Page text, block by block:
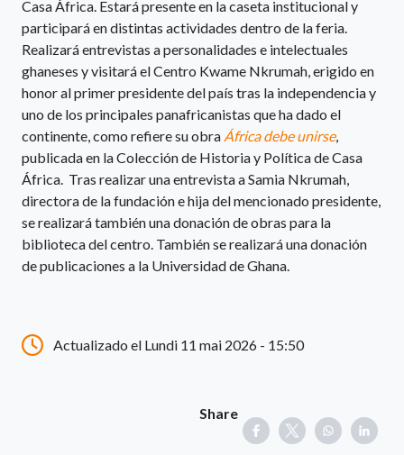
Casa África. Estará presente en la caseta institucional y
participará en distintas actividades dentro de la feria.
Realizará entrevistas a personalidades e intelectuales
ghaneses y visitará el Centro Kwame Nkrumah, erigido en
honor al primer presidente del país tras la independencia y
uno de los principales panafricanistas que ha dado el
continente, como refiere su obra África debe unirse,
publicada en la Colección de Historia y Política de Casa
África. Tras realizar una entrevista a Samia Nkrumah,
directora de la fundación e hija del mencionado presidente,
se realizará también una donación de obras para la
biblioteca del centro. También se realizará una donación
de publicaciones a la Universidad de Ghana.
Actualizado el Lundi 11 mai 2026 - 15:50
Share